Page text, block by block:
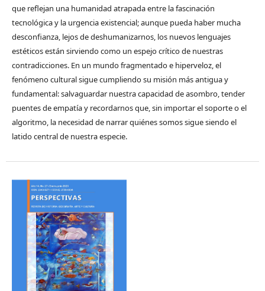
que reflejan una humanidad atrapada entre la fascinación
tecnológica y la urgencia existencial; aunque pueda haber mucha
desconfianza, lejos de deshumanizarnos, los nuevos lenguajes
estéticos están sirviendo como un espejo crítico de nuestras
contradicciones. En un mundo fragmentado e hiperveloz, el
fenómeno cultural sigue cumpliendo su misión más antigua y
fundamental: salvaguardar nuestra capacidad de asombro, tender
puentes de empatía y recordarnos que, sin importar el soporte o el
algoritmo, la necesidad de narrar quiénes somos sigue siendo el
latido central de nuestra especie.